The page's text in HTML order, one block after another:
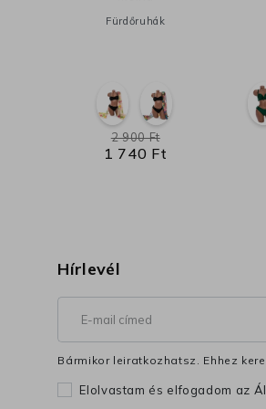
Fürdőruhák
1 740 Ft
2 900 Ft
Hírlevél
Bármikor leiratkozhatsz. Ehhez
Elolvastam és elfogadom az